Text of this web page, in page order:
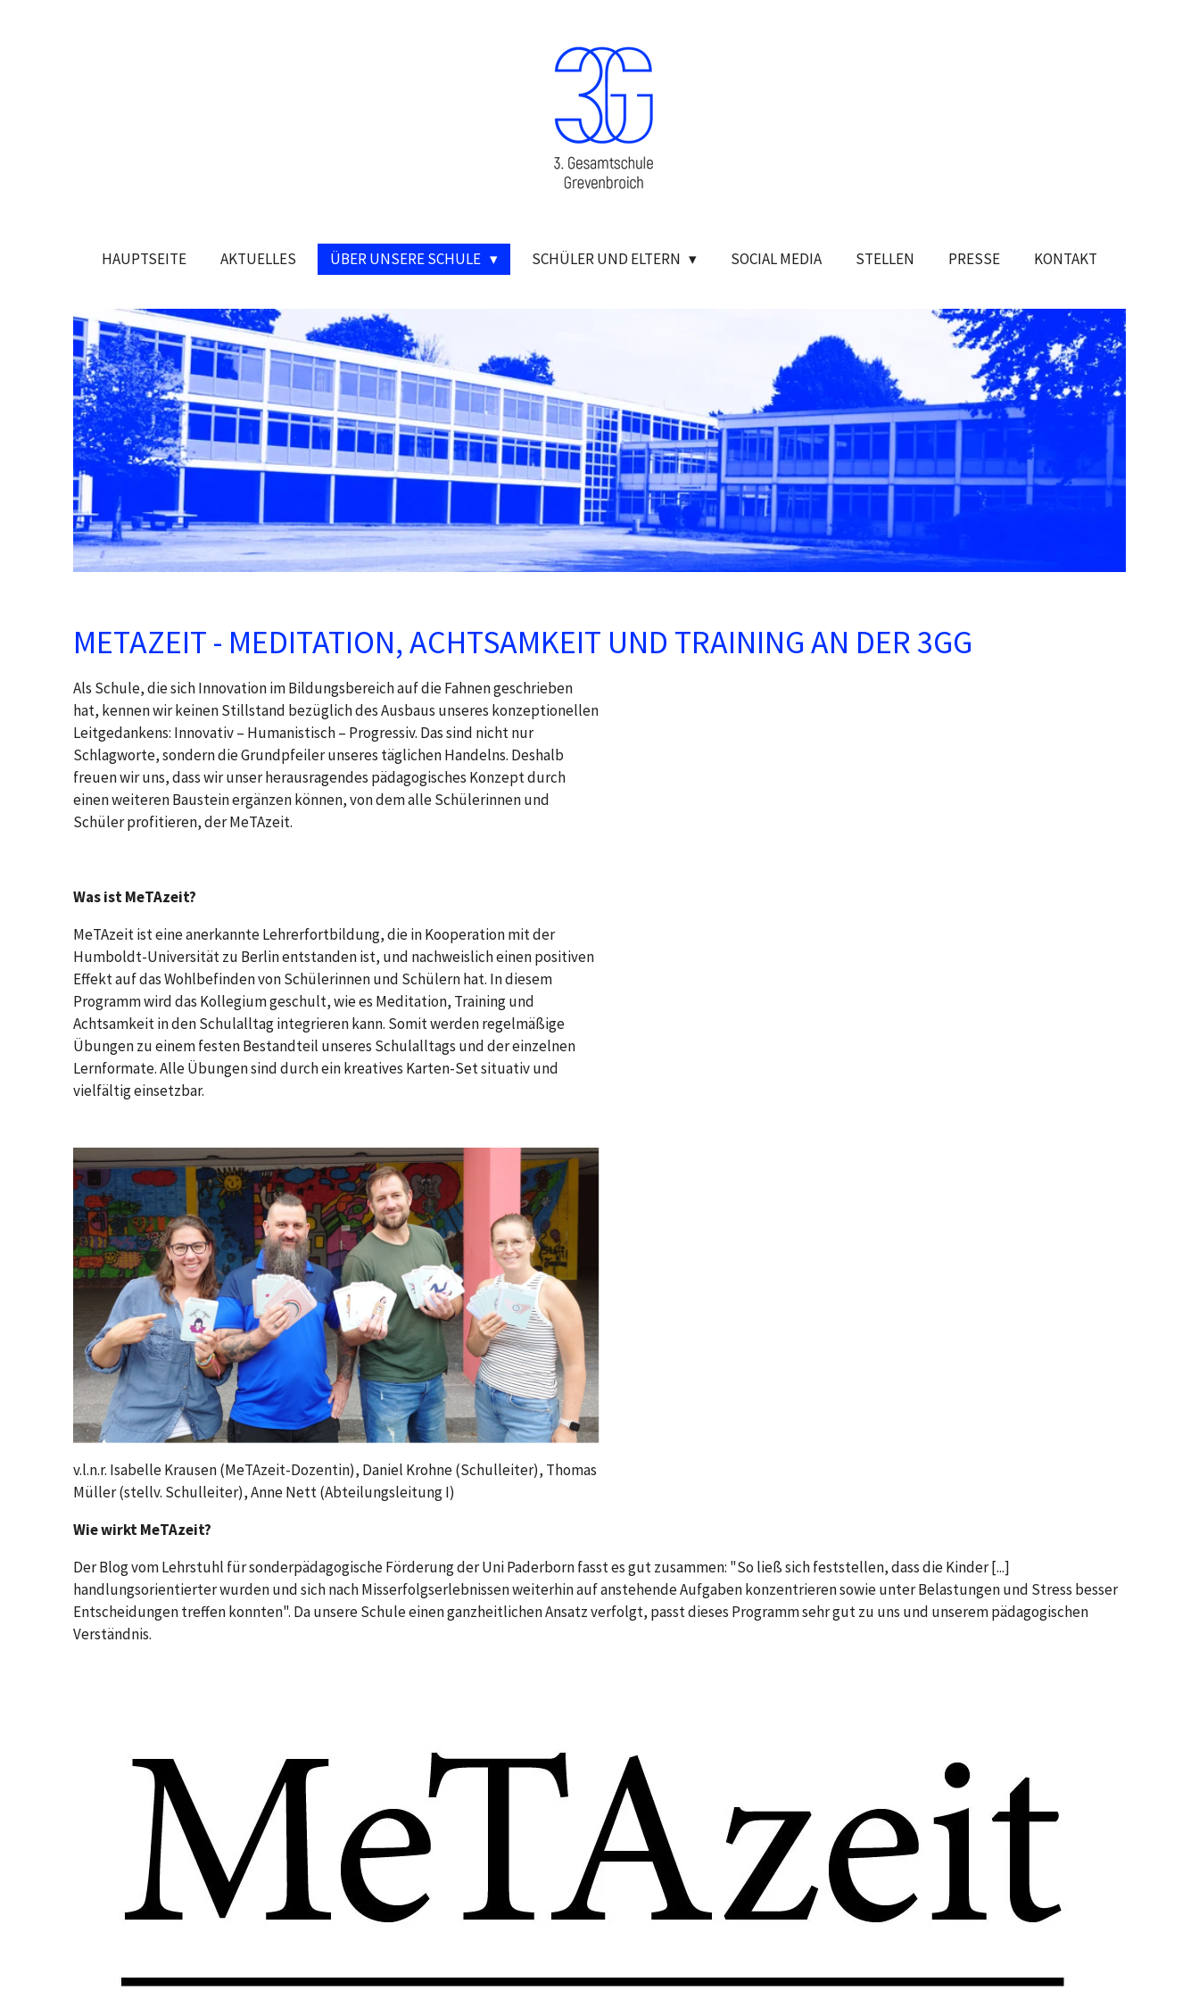
HAUPTSEITE AKTUELLES ÜBER UNSERE SCHULE SCHÜLER UND ELTERN SOCIAL MEDIA STELLEN PRESSE KONTAKT
METAZEIT - MEDITATION, ACHTSAMKEIT UND TRAINING AN DER 3GG
Als Schule, die sich Innovation im Bildungsbereich auf die Fahnen geschrieben
hat, kennen wir keinen Stillstand bezüglich des Ausbaus unseres konzeptionellen
Leitgedankens: Innovativ – Humanistisch – Progressiv. Das sind nicht nur
Schlagworte, sondern die Grundpfeiler unseres täglichen Handelns. Deshalb
freuen wir uns, dass wir unser herausragendes pädagogisches Konzept durch
einen weiteren Baustein ergänzen können, von dem alle Schülerinnen und
Schüler profitieren, der MeTAzeit.
Was ist MeTAzeit?
MeTAzeit ist eine anerkannte Lehrerfortbildung, die in Kooperation mit der
Humboldt-Universität zu Berlin entstanden ist, und nachweislich einen positiven
Effekt auf das Wohlbefinden von Schülerinnen und Schülern hat. In diesem
Programm wird das Kollegium geschult, wie es Meditation, Training und
Achtsamkeit in den Schulalltag integrieren kann. Somit werden regelmäßige
Übungen zu einem festen Bestandteil unseres Schulalltags und der einzelnen
Lernformate. Alle Übungen sind durch ein kreatives Karten-Set situativ und
vielfältig einsetzbar.
v.l.n.r. Isabelle Krausen (MeTAzeit-Dozentin), Daniel Krohne (Schulleiter), Thomas
Müller (stellv. Schulleiter), Anne Nett (Abteilungsleitung I)
Wie wirkt MeTAzeit?
Der Blog vom Lehrstuhl für sonderpädagogische Förderung der Uni Paderborn fasst es gut zusammen: "So ließ sich feststellen, dass die Kinder [...]
handlungsorientierter wurden und sich nach Misserfolgserlebnissen weiterhin auf anstehende Aufgaben konzentrieren sowie unter Belastungen und Stress besser
Entscheidungen treffen konnten". Da unsere Schule einen ganzheitlichen Ansatz verfolgt, passt dieses Programm sehr gut zu uns und unserem pädagogischen
Verständnis.